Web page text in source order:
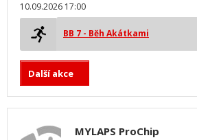
10.09.2026 17:00
BB 7 - Běh Akátkami
Další akce
MYLAPS ProChip